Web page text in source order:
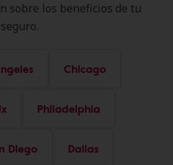
sobre los beneficios de tu
seguro.
Chicago
Philadelphia
Diego Dallas